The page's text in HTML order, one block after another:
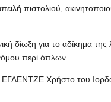
πιστολιού,
δίωξη για το αδίκημα της
περί όπλων.
Χρήστο του